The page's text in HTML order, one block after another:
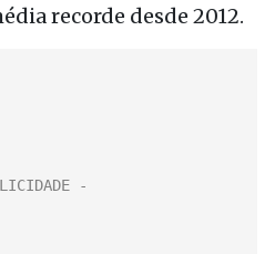
recorde desde 2012.